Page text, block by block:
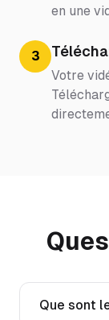
en une
3
Votre
Que sont